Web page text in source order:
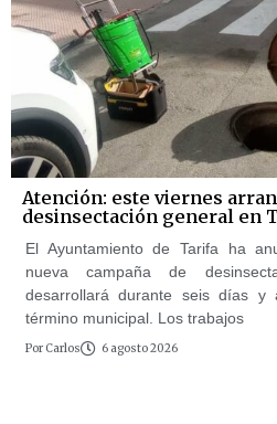
Atención: este viernes
desinsectación general en
El Ayuntamiento de Tarifa ha
nueva campaña de
desarrollará durante seis días y
término municipal. Los trabajos
Por Carlos 6 agosto 2026